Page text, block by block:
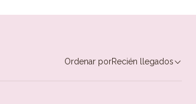
Ordenar porRecién llegados